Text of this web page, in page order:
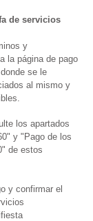
de servicios
y
la página de pago
se le
al mismo y
los apartados
y "Pago de los
de estos
y confirmar el